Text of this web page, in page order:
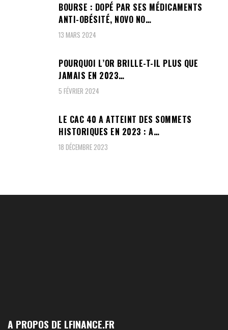
BOURSE : DOPÉ PAR SES MÉDICAMENTS
ANTI-OBÉSITÉ, NOVO NO…
13 MARS 2024
POURQUOI L’OR BRILLE-T-IL PLUS QUE
JAMAIS EN 2023…
5 FÉVRIER 2024
LE CAC 40 A ATTEINT DES SOMMETS
HISTORIQUES EN 2023 : A…
18 DÉCEMBRE 2023
A PROPOS DE LFINANCE.FR